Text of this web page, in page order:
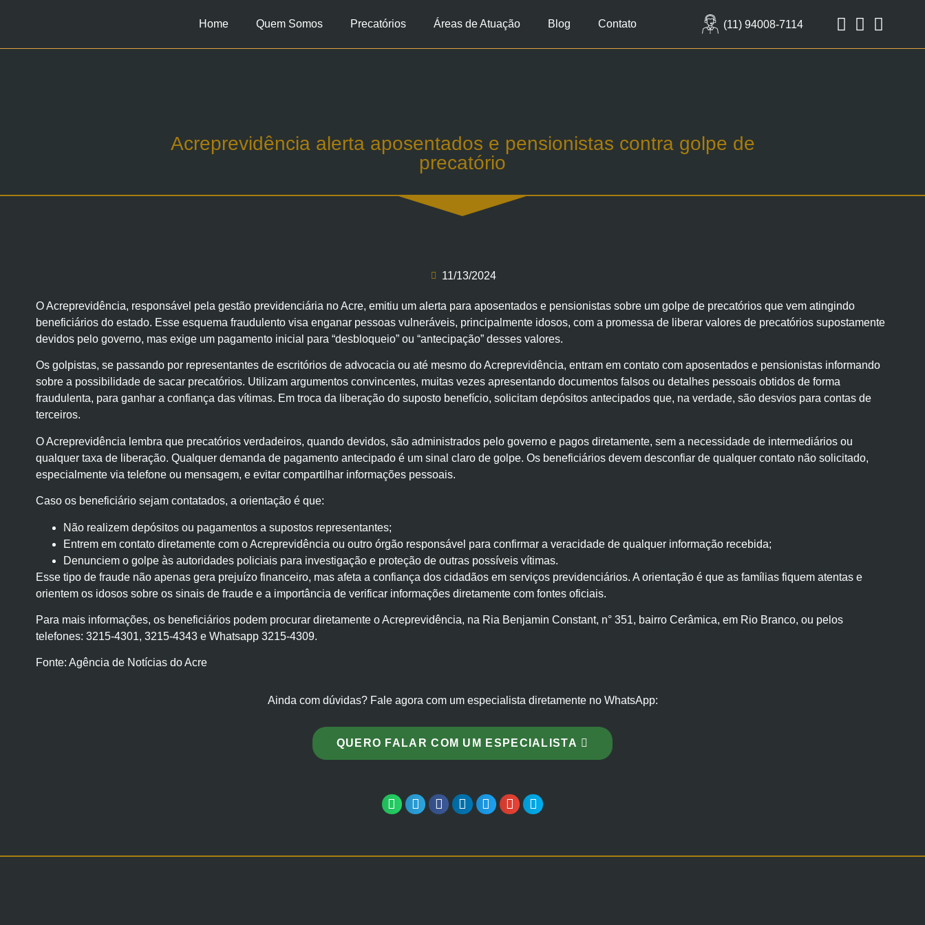
Home Quem Somos Precatórios Áreas de Atuação Blog Contato (11) 94008-7114
Acreprevidência alerta aposentados e pensionistas contra golpe de
precatório
11/13/2024
O Acreprevidência, responsável pela gestão previdenciária no Acre, emitiu um alerta para aposentados e pensionistas sobre um golpe de precatórios que vem atingindo
beneficiários do estado. Esse esquema fraudulento visa enganar pessoas vulneráveis, principalmente idosos, com a promessa de liberar valores de precatórios supostamente
devidos pelo governo, mas exige um pagamento inicial para “desbloqueio” ou “antecipação” desses valores.
Os golpistas, se passando por representantes de escritórios de advocacia ou até mesmo do Acreprevidência, entram em contato com aposentados e pensionistas informando
sobre a possibilidade de sacar precatórios. Utilizam argumentos convincentes, muitas vezes apresentando documentos falsos ou detalhes pessoais obtidos de forma
fraudulenta, para ganhar a confiança das vítimas. Em troca da liberação do suposto benefício, solicitam depósitos antecipados que, na verdade, são desvios para contas de
terceiros.
O Acreprevidência lembra que precatórios verdadeiros, quando devidos, são administrados pelo governo e pagos diretamente, sem a necessidade de intermediários ou
qualquer taxa de liberação. Qualquer demanda de pagamento antecipado é um sinal claro de golpe. Os beneficiários devem desconfiar de qualquer contato não solicitado,
especialmente via telefone ou mensagem, e evitar compartilhar informações pessoais.
Caso os beneficiário sejam contatados, a orientação é que:
Não realizem depósitos ou pagamentos a supostos representantes;
Entrem em contato diretamente com o Acreprevidência ou outro órgão responsável para confirmar a veracidade de qualquer informação recebida;
Denunciem o golpe às autoridades policiais para investigação e proteção de outras possíveis vítimas.
Esse tipo de fraude não apenas gera prejuízo financeiro, mas afeta a confiança dos cidadãos em serviços previdenciários. A orientação é que as famílias fiquem atentas e
orientem os idosos sobre os sinais de fraude e a importância de verificar informações diretamente com fontes oficiais.
Para mais informações, os beneficiários podem procurar diretamente o Acreprevidência, na Ria Benjamin Constant, n° 351, bairro Cerâmica, em Rio Branco, ou pelos
telefones: 3215-4301, 3215-4343 e Whatsapp 3215-4309.
Fonte: Agência de Notícias do Acre
Ainda com dúvidas? Fale agora com um especialista diretamente no WhatsApp:
QUERO FALAR COM UM ESPECIALISTA